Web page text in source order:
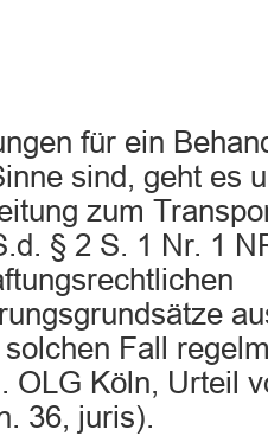
für ein
sind, geht es
zum
§ 2 S. 1 Nr. 1
Fall
OLG Köln, Urteil
36, juris).